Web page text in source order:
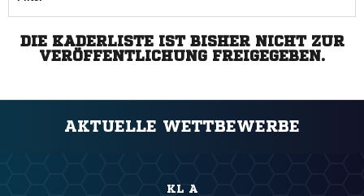
DIE KADERLISTE IST BISHER NICHT ZUR
VERÖFFENTLICHUNG FREIGEGEBEN.
AKTUELLE WETTBEWERBE
KL A